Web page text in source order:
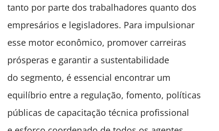
tanto por parte dos trabalhadores quanto dos
empresários e legisladores. Para impulsionar
esse motor econômico, promover carreiras
prósperas e garantir a sustentabilidade
do segmento, é essencial encontrar um
equilíbrio entre a regulação, fomento, políticas
públicas de capacitação técnica profissional